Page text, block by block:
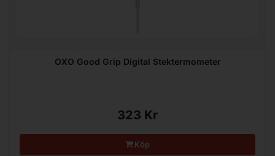
OXO Good Grip Digital Stektermometer
323 Kr
Köp